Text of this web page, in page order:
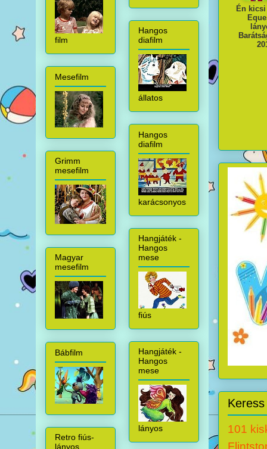
Én
101
film
Mesefilm
Grimm
mesefilm
Magyar
mesefilm
Bábfilm
Retro fiús-
lányos
Hangos
diafilm
állatos
Hangos
diafilm
karácsonyos
Hangjáték -
Hangos
mese
fiús
Hangjáték -
Hangos
mese
lányos